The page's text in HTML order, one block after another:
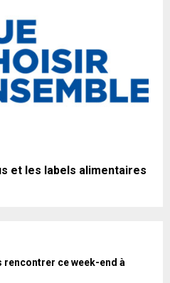
et les labels alimentaires
rencontrer ce week-end à